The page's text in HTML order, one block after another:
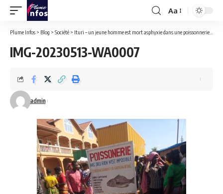
Font
Resizer
Aa
Plume Infos > Blog > Société > Ituri – un jeune homme est mort asphyxie dans une poissonnerie à Bunia.
IMG-20230513-WA0007
admin